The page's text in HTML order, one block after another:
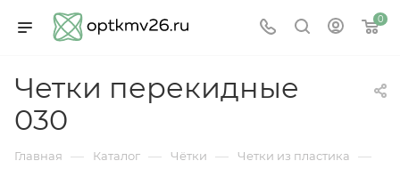
0
Четки перекидные
030
Главная — Каталог — Чётки — Четки из пластика —